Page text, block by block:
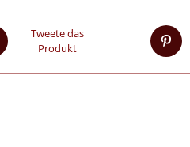
Tweete das
Produkt